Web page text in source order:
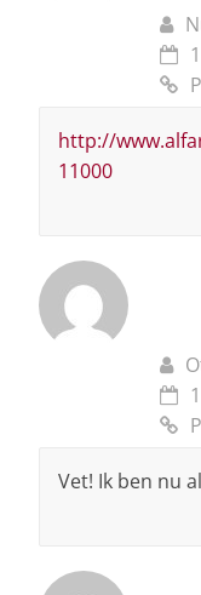
http://
11000
Vet! Ik ben nu